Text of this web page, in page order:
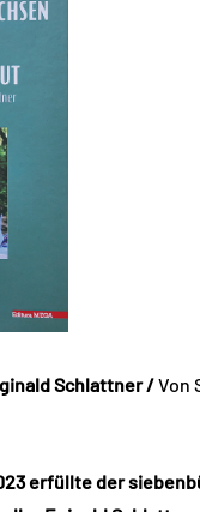
Schlattner /Von
erfüllte der